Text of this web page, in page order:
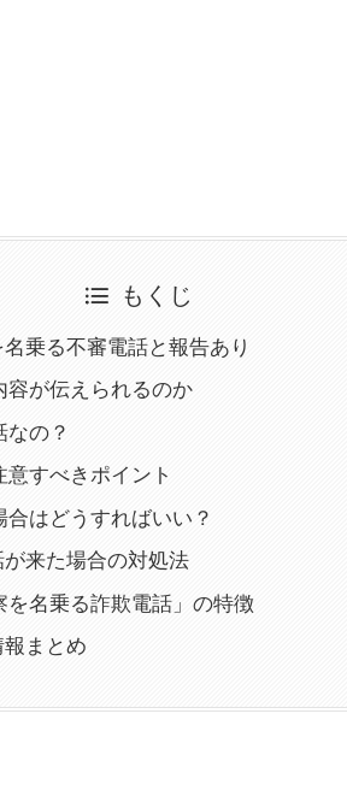
もくじ
乗る不審電話と報告あり
が伝えられるのか
の？
すべきポイント
はどうすればいい？
来た場合の対処法
名乗る詐欺電話」の特徴
まとめ